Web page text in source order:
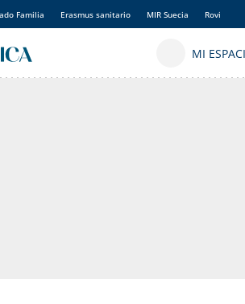
Familia Erasmus sanitario MIR Suecia Rovi